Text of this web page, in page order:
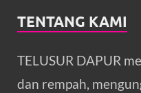
TENTANG KAMI
TELUSUR DAPUR
dan rempah,